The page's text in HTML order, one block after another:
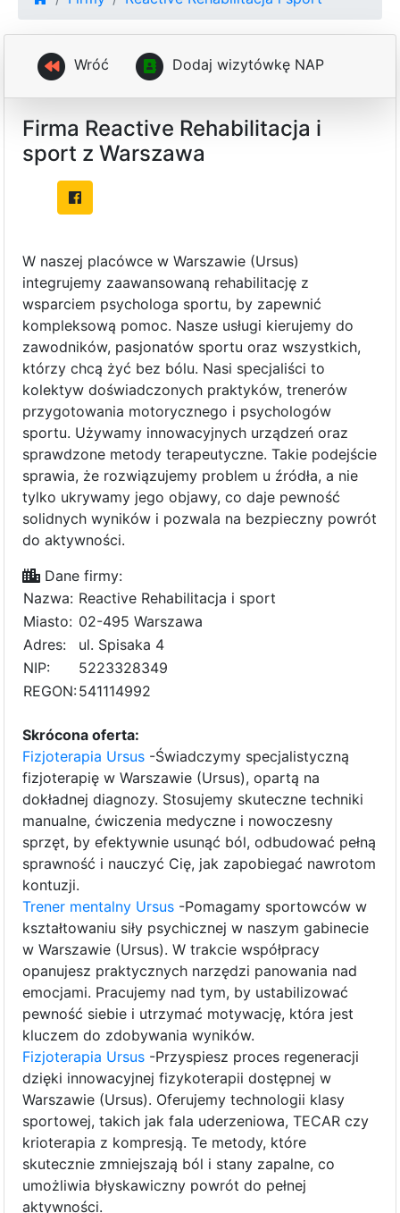
Wróć Dodaj wizytówkę NAP
Firma Reactive Rehabilitacja i
sport z Warszawa
W naszej placówce w Warszawie (Ursus)
integrujemy zaawansowaną rehabilitację z
wsparciem psychologa sportu, by zapewnić
kompleksową pomoc. Nasze usługi kierujemy do
zawodników, pasjonatów sportu oraz wszystkich,
którzy chcą żyć bez bólu. Nasi specjaliści to
kolektyw doświadczonych praktyków, trenerów
przygotowania motorycznego i psychologów
sportu. Używamy innowacyjnych urządzeń oraz
sprawdzone metody terapeutyczne. Takie podejście
sprawia, że rozwiązujemy problem u źródła, a nie
tylko ukrywamy jego objawy, co daje pewność
solidnych wyników i pozwala na bezpieczny powrót
do aktywności.
Dane firmy:
Nazwa: Reactive Rehabilitacja i sport
Miasto: 02-495 Warszawa
Adres:
ul. Spisaka 4
NIP:
5223328349
REGON:541114992
Skrócona oferta:
Fizjoterapia Ursus -Świadczymy specjalistyczną
fizjoterapię w Warszawie (Ursus), opartą na
dokładnej diagnozy. Stosujemy skuteczne techniki
manualne, ćwiczenia medyczne i nowoczesny
sprzęt, by efektywnie usunąć ból, odbudować pełną
sprawność i nauczyć Cię, jak zapobiegać nawrotom
kontuzji.
Trener mentalny Ursus -Pomagamy sportowców w
kształtowaniu siły psychicznej w naszym gabinecie
w Warszawie (Ursus). W trakcie współpracy
opanujesz praktycznych narzędzi panowania nad
emocjami. Pracujemy nad tym, by ustabilizować
pewność siebie i utrzymać motywację, która jest
kluczem do zdobywania wyników.
Fizjoterapia Ursus -Przyspiesz proces regeneracji
dzięki innowacyjnej fizykoterapii dostępnej w
Warszawie (Ursus). Oferujemy technologii klasy
sportowej, takich jak fala uderzeniowa, TECAR czy
krioterapia z kompresją. Te metody, które
skutecznie zmniejszają ból i stany zapalne, co
umożliwia błyskawiczny powrót do pełnej
aktywności.